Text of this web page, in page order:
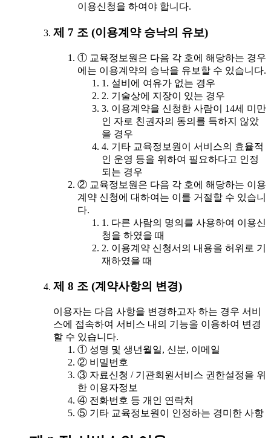
이용신청을 하여야 합니다.
제 7 조 (이용계약 승낙의 유보)
① 교육정보원은 다음 각 호에 해당하는 경우
에는 이용계약의 승낙을 유보할 수 있습니다.
1. 설비에 여유가 없는 경우
2. 기술상에 지장이 있는 경우
3. 이용계약을 신청한 사람이 14세 미만
인 자로 친권자의 동의를 득하지 않았
을 경우
4. 기타 교육정보원이 서비스의 효율적
인 운영 등을 위하여 필요하다고 인정
되는 경우
② 교육정보원은 다음 각 호에 해당하는 이용
계약 신청에 대하여는 이를 거절할 수 있습니
다.
1. 다른 사람의 명의를 사용하여 이용신
청을 하였을 때
2. 이용계약 신청서의 내용을 허위로 기
재하였을 때
제 8 조 (계약사항의 변경)
이용자는 다음 사항을 변경하고자 하는 경우 서비
스에 접속하여 서비스 내의 기능을 이용하여 변경
할 수 있습니다.
① 성명 및 생년월일, 신분, 이메일
② 비밀번호
③ 자료신청 / 기관회원서비스 권한설정을 위
한 이용자정보
④ 전화번호 등 개인 연락처
⑤ 기타 교육정보원이 인정하는 경미한 사항